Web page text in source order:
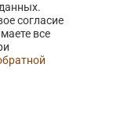
согласие
все